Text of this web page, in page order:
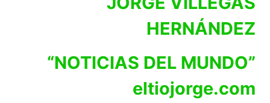
HERNÁNDEZ
“NOTICIAS DEL MUNDO”
eltiojorge.com